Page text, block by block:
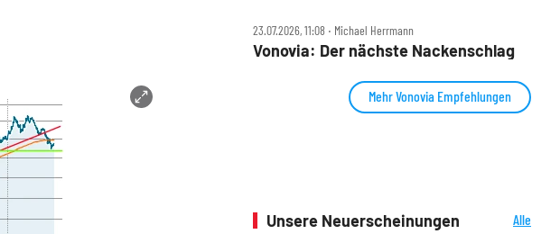
23.07.2026, 11:08 ‧ Michael Herrmann
Vonovia: Der nächste Nackenschlag
Mehr Vonovia Empfehlungen
Unsere Neuerscheinungen
Alle